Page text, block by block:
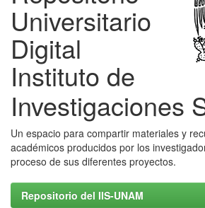
Universitario
Digital
Instituto de
Investigaciones
Un espacio para compartir materiales y
académicos producidos por los
proceso de sus diferentes proyectos.
Repositorio del IIS-UNAM